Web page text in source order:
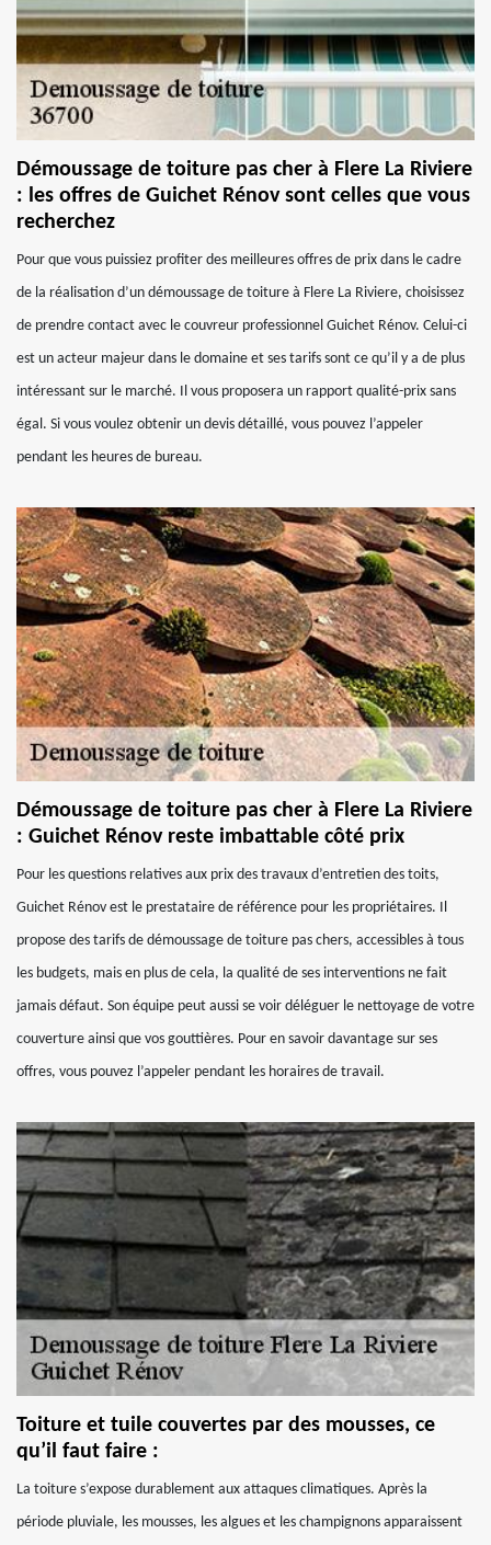
Démoussage de toiture pas cher à Flere La Riviere
: les offres de Guichet Rénov sont celles que vous
recherchez
Pour que vous puissiez profiter des meilleures offres de prix dans le cadre
de la réalisation d’un démoussage de toiture à Flere La Riviere, choisissez
de prendre contact avec le couvreur professionnel Guichet Rénov. Celui-ci
est un acteur majeur dans le domaine et ses tarifs sont ce qu’il y a de plus
intéressant sur le marché. Il vous proposera un rapport qualité-prix sans
égal. Si vous voulez obtenir un devis détaillé, vous pouvez l’appeler
pendant les heures de bureau.
Démoussage de toiture pas cher à Flere La Riviere
: Guichet Rénov reste imbattable côté prix
Pour les questions relatives aux prix des travaux d’entretien des toits,
Guichet Rénov est le prestataire de référence pour les propriétaires. Il
propose des tarifs de démoussage de toiture pas chers, accessibles à tous
les budgets, mais en plus de cela, la qualité de ses interventions ne fait
jamais défaut. Son équipe peut aussi se voir déléguer le nettoyage de votre
couverture ainsi que vos gouttières. Pour en savoir davantage sur ses
offres, vous pouvez l’appeler pendant les horaires de travail.
Toiture et tuile couvertes par des mousses, ce
qu’il faut faire :
La toiture s’expose durablement aux attaques climatiques. Après la
période pluviale, les mousses, les algues et les champignons apparaissent